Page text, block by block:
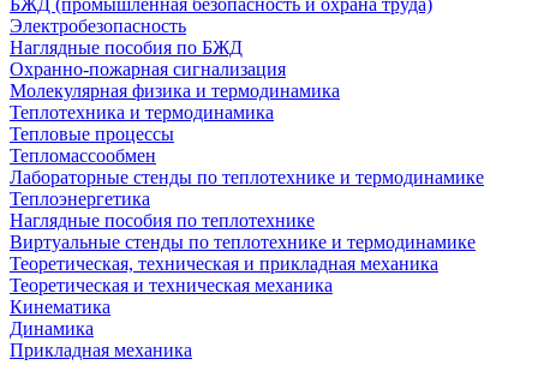
БЖД (промышленная безопасность и охрана труда)
Электробезопасность
Наглядные пособия по БЖД
Охранно-пожарная сигнализация
Молекулярная физика и термодинамика
Теплотехника и термодинамика
Тепловые процессы
Тепломассообмен
Лабораторные стенды по теплотехнике и термодинамике
Теплоэнергетика
Наглядные пособия по теплотехнике
Виртуальные стенды по теплотехнике и термодинамике
Теоретическая, техническая и прикладная механика
Теоретическая и техническая механика
Кинематика
Динамика
Прикладная механика